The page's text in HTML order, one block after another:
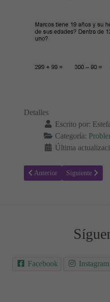
Detalles
Escrito por:
Categoría:
Última
Artículo anterior: Problemas
Anterior Artículo
Siguiente
Facebook Instagram